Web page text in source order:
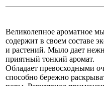
Великолепное ароматное
содержит в своем составе
и растений. Мыло дает
приятный тонкий аромат.
Обладает превосходными
способно бережно